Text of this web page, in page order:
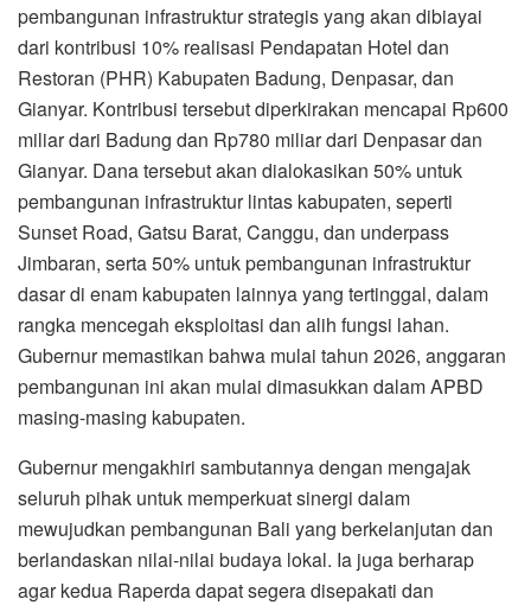
pembangunan infrastruktur strategis yang akan dibiayai
dari kontribusi 10% realisasi Pendapatan Hotel dan
Restoran (PHR) Kabupaten Badung, Denpasar, dan
Gianyar. Kontribusi tersebut diperkirakan mencapai Rp600
miliar dari Badung dan Rp780 miliar dari Denpasar dan
Gianyar. Dana tersebut akan dialokasikan 50% untuk
pembangunan infrastruktur lintas kabupaten, seperti
Sunset Road, Gatsu Barat, Canggu, dan underpass
Jimbaran, serta 50% untuk pembangunan infrastruktur
dasar di enam kabupaten lainnya yang tertinggal, dalam
rangka mencegah eksploitasi dan alih fungsi lahan.
Gubernur memastikan bahwa mulai tahun 2026, anggaran
pembangunan ini akan mulai dimasukkan dalam APBD
masing-masing kabupaten.
Gubernur mengakhiri sambutannya dengan mengajak
seluruh pihak untuk memperkuat sinergi dalam
mewujudkan pembangunan Bali yang berkelanjutan dan
berlandaskan nilai-nilai budaya lokal. Ia juga berharap
agar kedua Raperda dapat segera disepakati dan